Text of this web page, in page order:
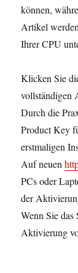
können,
Artikel
Ihrer CPU
Klicken Sie
vollständigen
Durch die
Product Key
erstmaligen
Auf neuen
PCs oder
der
Wenn Sie das
Aktivierung